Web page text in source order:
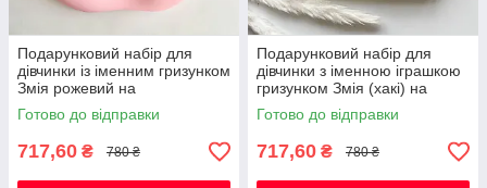
Подарунковий набір для
дівчинки із іменним гризунком
Змія рожевий на
народження, хрестини,
виписку, півроку
Готово до відправки
717,60 ₴ 780 ₴
Подарунковий набір для
дівчинки з іменною іграшкою
гризунком Змія (хакі) на
виписку, хрестини, півроку
Готово до відправки
717,60 ₴ 780 ₴